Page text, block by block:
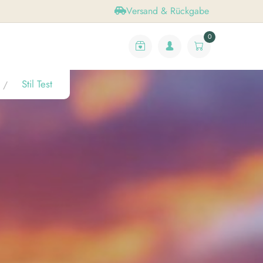
Versand & Rückgabe
0
Stil Test